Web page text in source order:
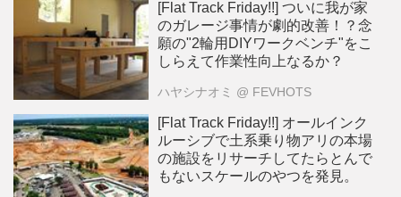
[Flat Track Friday!!] ついに我が家
のガレージ事情が劇的改善！？念
願の"2輪用DIYワークベンチ"をこ
しらえて作業性向上なるか？
ハヤシナオミ @ FEVHOTS
[Flat Track Friday!!] オールインク
ルーシブで土系乗り物アリの本場
の施設をリサーチしてたらとんで
もないスケールのやつを発見。